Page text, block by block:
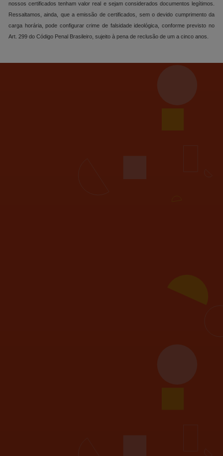
nossos certificados tenham valor real e sejam considerados documentos legítimos.
Ressaltamos, ainda, que a emissão de certificados, sem o devido cumprimento da
carga horária, pode configurar crime de falsidade ideológica, conforme previsto no
Art. 299 do Código Penal Brasileiro, sujeito à pena de reclusão de um a cinco anos.